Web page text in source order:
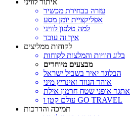
איתור לוויני
עזרה בבחירת מכשיר
אפליקציית יומן מסע
למה טלפון לוויני
איך זה עובד
לקוחות ממליצים
בלוג חוויות והמלצות לקוחות
מבצעים מיוחדים
הבלוגר יאיר בשביל ישראל
אוהד הנווד ואינריץ מיני
אתגר אופני שטח חרמון אילת
עולם קטן ו GO TRAVEL
תמיכה והדרכות